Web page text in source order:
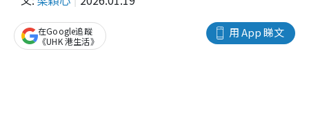
用 App 睇文
在Google追蹤
《UHK 港生活》